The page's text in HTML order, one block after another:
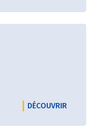
DÉCOUVRIR